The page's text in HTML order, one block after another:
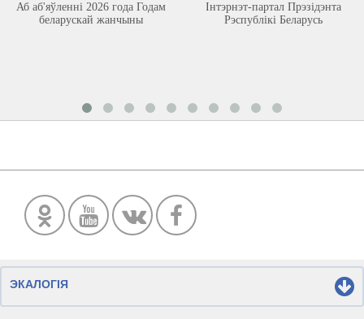
Аб аб'яўленні 2026 года Годам
беларускай жанчыны
Інтэрнэт-партал Прэзідэнта
Рэспублікі Беларусь
ЭКАЛОГІЯ